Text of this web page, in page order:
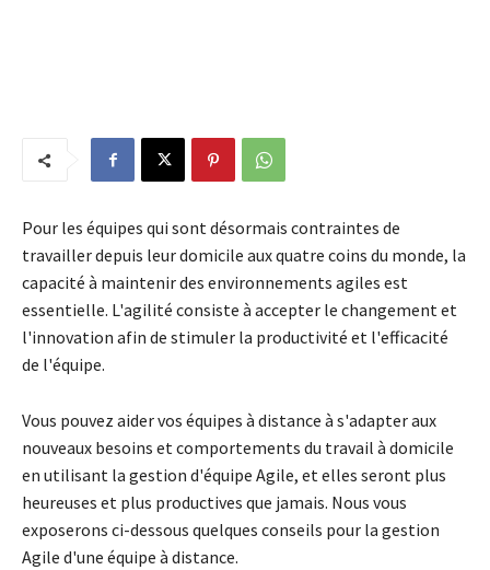
Pour les équipes qui sont désormais contraintes de
travailler depuis leur domicile aux quatre coins du monde, la
capacité à maintenir des environnements agiles est
essentielle. L'agilité consiste à accepter le changement et
l'innovation afin de stimuler la productivité et l'efficacité
de l'équipe.
Vous pouvez aider vos équipes à distance à s'adapter aux
nouveaux besoins et comportements du travail à domicile
en utilisant la gestion d'équipe Agile, et elles seront plus
heureuses et plus productives que jamais. Nous vous
exposerons ci-dessous quelques conseils pour la gestion
Agile d'une équipe à distance.